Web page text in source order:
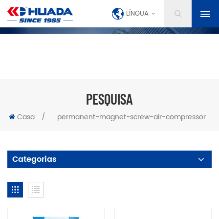
LÍNGUA
PESQUISA
Casa / permanent-magnet-screw-air-compressor
Categorias